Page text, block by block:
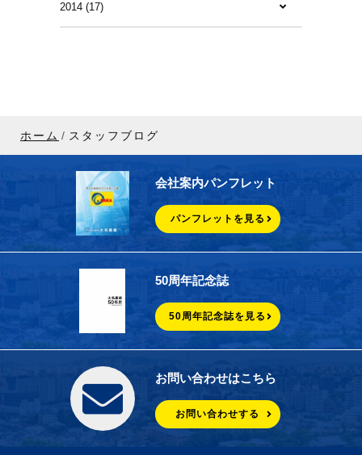
2014 (17)
ホーム スタッフブログ
会社案内パンフレット
パンフレットを見る
50周年記念誌
50周年記念誌を見る
お問い合わせはこちら
お問い合わせする